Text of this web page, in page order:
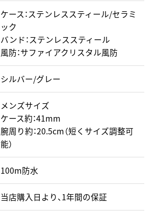
ケース：ステンレススティール/セラミ
ック
バンド：ステンレススティール
風防：サファイアクリスタル風防
シルバー/グレー
メンズサイズ
ケース約：41mm
腕周り約：20.5cm（短くサイズ調整可
能）
100m防水
当店購入日より、1年間の保証